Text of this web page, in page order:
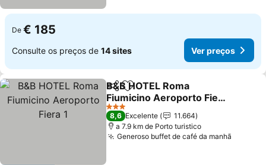
De € 185
Consulte os preços de 14 sites Ver preços
PartilharAdicionar aos favoritos
B&B HOTEL Roma
Fiumicino Aeroporto Fiera
1
3 Estrelas
8,6 Excelente
11.664
a 7.9 km de Porto turistico
Generoso buffet de café da manhã